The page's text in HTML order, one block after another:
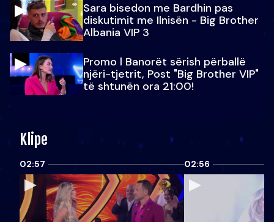
Sara bisedon me Bardhin pas
diskutimit me Ilnisën - Big Brother
Albania VIP 3
Promo l Banorët sërish përballë
njëri-tjetrit, Post "Big Brother VIP"
të shtunën ora 21:00!
Klipe
02:57 02:56